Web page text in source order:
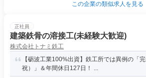
この企業の類似求人を見る
正社員
建築鉄骨の溶接工(未経験大歓迎)
株式会社トナミ鉄工
【砺波工業100%出資】鉄工所では異例の「
祝）」＆年間休日127日！ ...